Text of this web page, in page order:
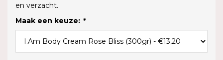
en verzacht.
Maak een keuze: *